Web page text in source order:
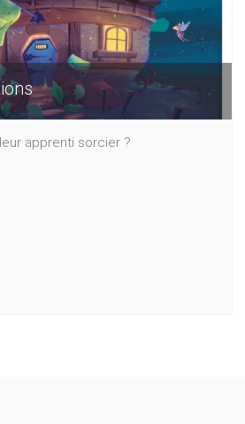
apprenti sorcier ?